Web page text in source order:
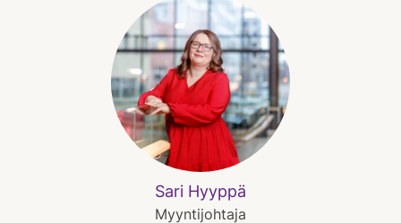
Sari Hyyppä
Myyntijohtaja